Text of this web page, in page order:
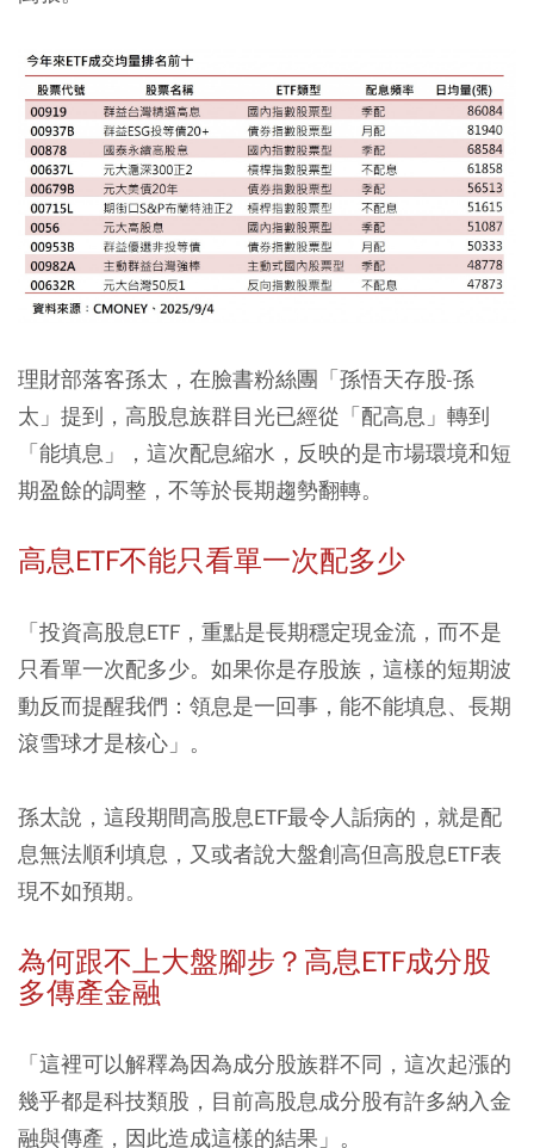
理財部落客孫太，在臉書粉絲團「孫悟天存股-孫
太」提到，高股息族群目光已經從「配高息」轉到
「能填息」，這次配息縮水，反映的是市場環境和短
期盈餘的調整，不等於長期趨勢翻轉。
高息ETF不能只看單一次配多少
「投資高股息ETF，重點是長期穩定現金流，而不是
只看單一次配多少。如果你是存股族，這樣的短期波
動反而提醒我們：領息是一回事，能不能填息、長期
滾雪球才是核心」。
孫太說，這段期間高股息ETF最令人詬病的，就是配
息無法順利填息，又或者說大盤創高但高股息ETF表
現不如預期。
為何跟不上大盤腳步？高息ETF成分股
多傳產金融
「這裡可以解釋為因為成分股族群不同，這次起漲的
幾乎都是科技類股，目前高股息成分股有許多納入金
融與傳產，因此造成這樣的結果」。